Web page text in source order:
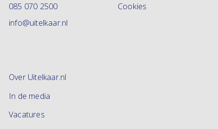
085 070 2500
info@uitelkaar.nl
Cookies
Over Uitelkaar.nl
In de media
Vacatures